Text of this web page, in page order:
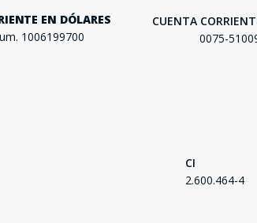
EN DÓLARES
1006199700
CUENTA
0075-
CI
2.600.464-4